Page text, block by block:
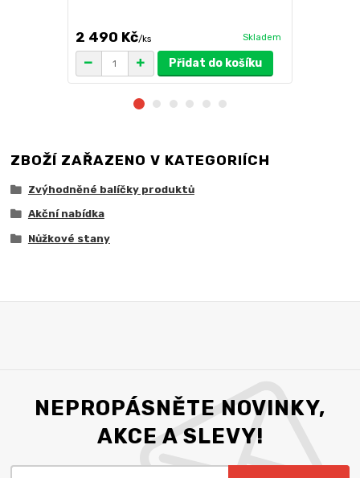
2 490 Kč/ks Skladem
Přidat do košíku
ZBOŽÍ ZAŘAZENO V KATEGORIÍCH
Zvýhodněné balíčky produktů
Akční nabídka
Nůžkové stany
NEPROPÁSNĚTE NOVINKY,
AKCE A SLEVY!